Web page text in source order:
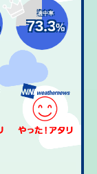
適中率
73.3%